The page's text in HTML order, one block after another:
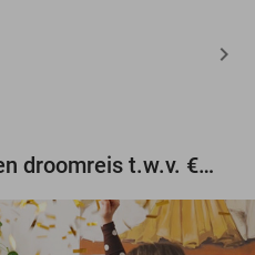
Maak gratis kans op een droomreis t.w.v. €3.000!